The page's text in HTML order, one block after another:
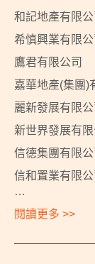
和記地產有限公
希慎興業有限公
鷹君有限公司
嘉華地產(集團)
麗新發展有限公
新世界發展有限
信德集團有限公
信和置業有限公
…
閱讀更多 >>